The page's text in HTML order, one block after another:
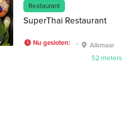
Restaurant
SuperThai Restaurant
Nu gesloten: Alkmaar
52 meters